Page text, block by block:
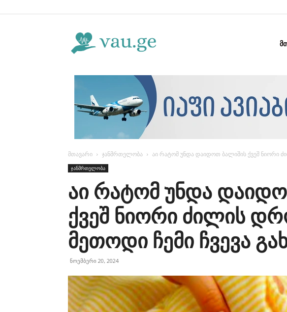
მთავარი ჯანმრთელობა აი რატომ უნდა დაიდოთ ბალიშის ქვეშ ნიორი
ჯანმრთელობა
აი რატომ უნდა
ქვეშ ნიორი ძილის
მეთოდი ჩემი ჩვევა
ნოემბერი 20, 2024